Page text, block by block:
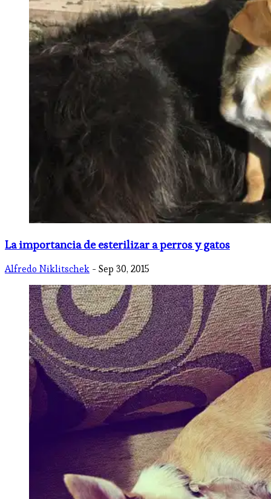
La importancia de esterilizar a perros y gatos
Alfredo Niklitschek - Sep 30, 2015